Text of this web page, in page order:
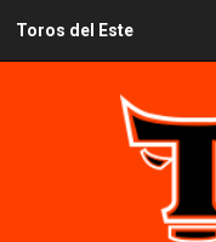
Toros del Este